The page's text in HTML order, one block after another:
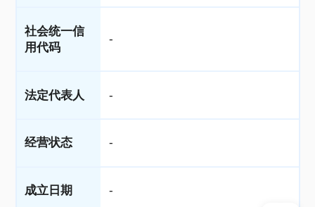
社会统一信
用代码
-
法定代表人 -
经营状态 -
成立日期 -